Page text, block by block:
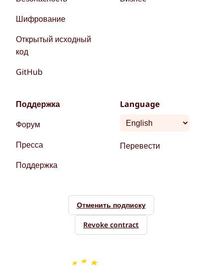
Шифрование
Открытый исходный
код
GitHub
Поддержка
Форум
Пресса
Поддержка
Language
Перевести
Отменить подписку
Revoke contract